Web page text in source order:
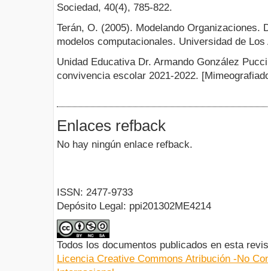
Sociedad, 40(4), 785-822.
Terán, O. (2005). Modelando Organizaciones.
modelos computacionales. Universidad de
Unidad Educativa Dr. Armando González
convivencia escolar 2021-2022.
Enlaces refback
No hay ningún enlace refback.
ISSN: 2477-9733
Depósito Legal: ppi201302ME4214
Todos los documentos publicados en esta
Licencia Creative Commons Atribución -No